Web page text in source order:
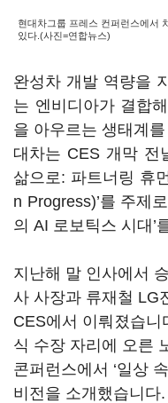
현대차그룹 프레스 컨퍼런스에서
있다.(사진=연합뉴스)
완성차 개발 역량을
는 엔비디아가 결합
을 아우르는 생태계
대차는 CES 개막 전
삶으로: 파트너링 휴
n Progress)’를 주제
의 AI 로보틱스 시대’
지난해 말 인사에서
사 사장과 류재철 LG
CES에서 이뤄졌습니
식 수장 자리에 오른
콘퍼런스에서 ‘일상
비전을 소개했습니다